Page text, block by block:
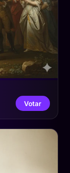
Votar